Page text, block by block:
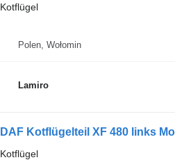
Kotflügel
Polen, Wołomin
Lamiro
DAF Kotflügelteil XF 480 links
Kotflügel